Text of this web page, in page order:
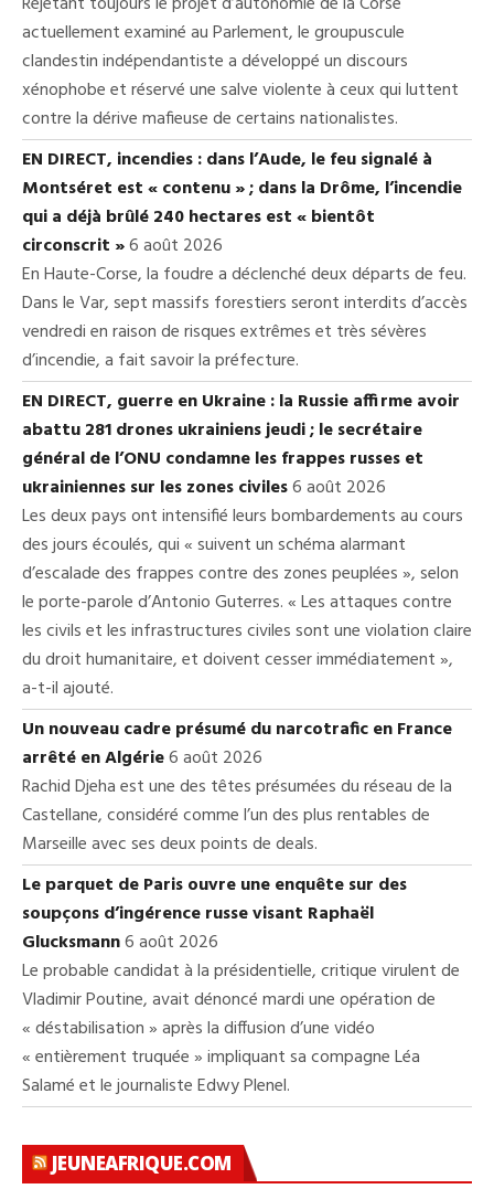
actuellement examiné au Parlement, le groupuscule
clandestin indépendantiste a développé un discours
xénophobe et réservé une salve violente à ceux qui luttent
contre la dérive mafieuse de certains nationalistes.
EN DIRECT, incendies : dans l’Aude, le feu signalé à
Montséret est « contenu » ; dans la Drôme, l’incendie
qui a déjà brûlé 240 hectares est « bientôt
circonscrit »6 août 2026
En Haute-Corse, la foudre a déclenché deux départs de feu.
Dans le Var, sept massifs forestiers seront interdits d’accès
vendredi en raison de risques extrêmes et très sévères
d’incendie, a fait savoir la préfecture.
EN DIRECT, guerre en Ukraine : la Russie affirme avoir
abattu 281 drones ukrainiens jeudi ; le secrétaire
général de l’ONU condamne les frappes russes et
ukrainiennes sur les zones civiles6 août 2026
Les deux pays ont intensifié leurs bombardements au cours
des jours écoulés, qui « suivent un schéma alarmant
d’escalade des frappes contre des zones peuplées », selon
le porte-parole d’Antonio Guterres. « Les attaques contre
les civils et les infrastructures civiles sont une violation claire
du droit humanitaire, et doivent cesser immédiatement »,
a-t-il ajouté.
Un nouveau cadre présumé du narcotrafic en France
arrêté en Algérie6 août 2026
Rachid Djeha est une des têtes présumées du réseau de la
Castellane, considéré comme l’un des plus rentables de
Marseille avec ses deux points de deals.
Le parquet de Paris ouvre une enquête sur des
soupçons d’ingérence russe visant Raphaël
Glucksmann6 août 2026
Le probable candidat à la présidentielle, critique virulent de
Vladimir Poutine, avait dénoncé mardi une opération de
« déstabilisation » après la diffusion d’une vidéo
« entièrement truquée » impliquant sa compagne Léa
Salamé et le journaliste Edwy Plenel.
JEUNEAFRIQUE.COM